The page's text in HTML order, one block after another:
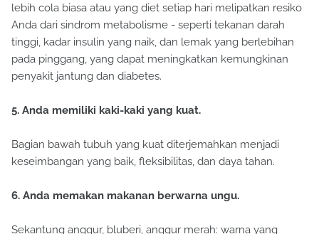
lebih cola biasa atau yang diet setiap hari melipatkan resiko
Anda dari sindrom metabolisme - seperti tekanan darah
tinggi, kadar insulin yang naik, dan lemak yang berlebihan
pada pinggang, yang dapat meningkatkan kemungkinan
penyakit jantung dan diabetes.
5. Anda memiliki kaki-kaki yang kuat.
Bagian bawah tubuh yang kuat diterjemahkan menjadi
keseimbangan yang baik, fleksibilitas, dan daya tahan.
6. Anda memakan makanan berwarna ungu.
Sekantung anggur, bluberi, anggur merah: warna yang